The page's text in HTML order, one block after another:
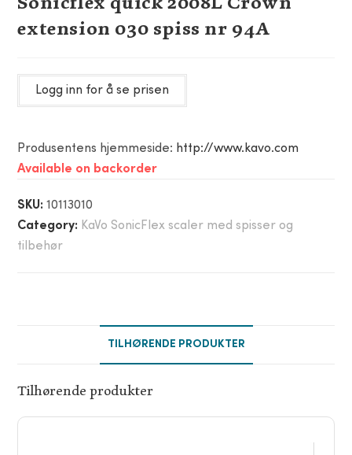
extension 030 spiss nr 94A
Logg inn for å se prisen
Produsentens hjemmeside: http://www.kavo.com
Available on backorder
SKU:10113010
Category: KaVo SonicFlex scaler med spisser og
tilbehør
TILHØRENDE PRODUKTER
Tilhørende produkter